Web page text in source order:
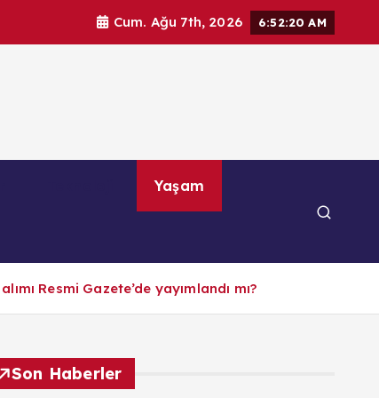
Cum. Ağu 7th, 2026 6:52:21 AM
Yaşam
Resmi Gazete’de yayımlandı mı?
Son Haberler